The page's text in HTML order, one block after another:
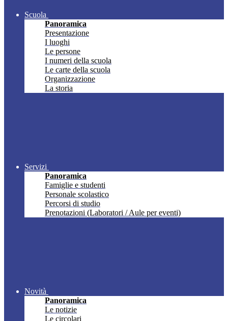
Scuola
Panoramica
Presentazione
I luoghi
Le persone
I numeri della scuola
Le carte della scuola
Organizzazione
La storia
Servizi
Panoramica
Famiglie e studenti
Personale scolastico
Percorsi di studio
Prenotazioni (Laboratori / Aule per eventi)
Novità
Panoramica
Le notizie
Le circolari